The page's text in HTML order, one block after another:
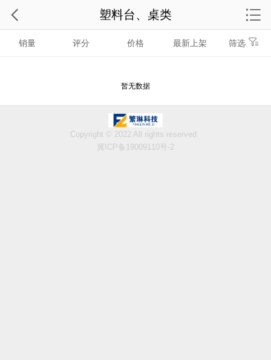
销量 评分 价格 最新上架 筛选
暂无数据
塑料台、桌类
Copyright © 2022 All rights reserved.
冀ICP备19009110号-2